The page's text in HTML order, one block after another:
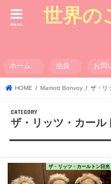
世界の
menu
ホーム 池袋 お問
HOME Marriott Bonvoy ザ・リ
ザ・リッツ・カール
ザ・リッツ・カールトン日光